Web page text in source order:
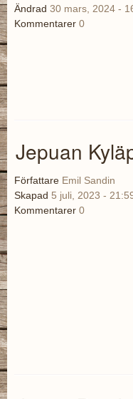
Ändrad 30 mars, 2024 -
Kommentarer 0
Jepuan
Författare Emil Sandin
Skapad 5 juli, 2023 -
Kommentarer 0